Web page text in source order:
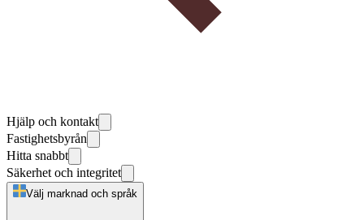
Hjälp och kontakt
Fastighetsbyrån
Hitta snabbt
Säkerhet och integritet
Välj marknad och språk